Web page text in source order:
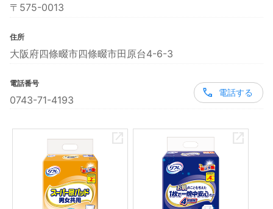
〒575-0013
住所
大阪府四條畷市四條畷市田原台4-6-3
電話番号
0743-71-4193
電話する